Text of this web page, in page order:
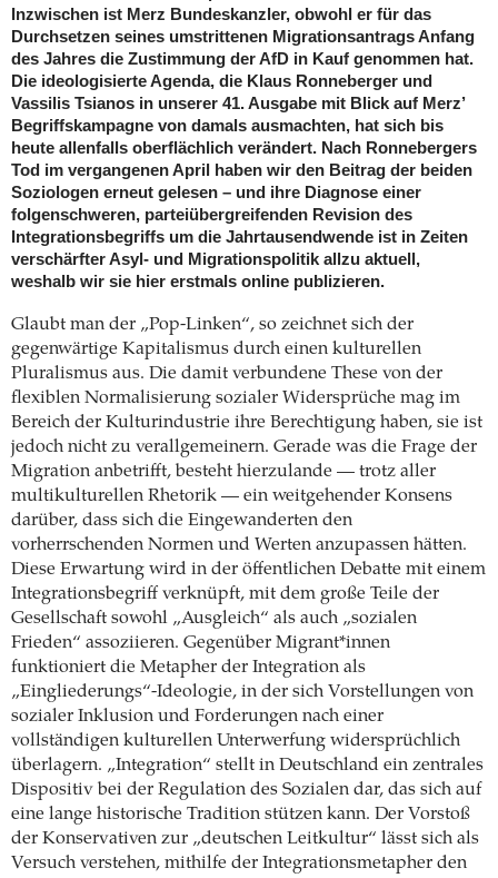
Inzwischen ist Merz Bundeskanzler, obwohl er für das
Durchsetzen seines umstrittenen Migrationsantrags Anfang
des Jahres die Zustimmung der AfD in Kauf genommen hat.
Die ideologisierte Agenda, die Klaus Ronneberger und
Vassilis Tsianos in unserer 41. Ausgabe mit Blick auf Merz’
Begriffskampagne von damals ausmachten, hat sich bis
heute allenfalls oberflächlich verändert. Nach Ronnebergers
Tod im vergangenen April haben wir den Beitrag der beiden
Soziologen erneut gelesen – und ihre Diagnose einer
folgenschweren, parteiübergreifenden Revision des
Integrationsbegriffs um die Jahrtausendwende ist in Zeiten
verschärfter Asyl- und Migrationspolitik allzu aktuell,
weshalb wir sie hier erstmals online publizieren.
Glaubt man der „Pop-Linken“, so zeichnet sich der
gegenwärtige Kapitalismus durch einen kulturellen
Pluralismus aus. Die damit verbundene These von der
flexiblen Normalisierung sozialer Widersprüche mag im
Bereich der Kulturindustrie ihre Berechtigung haben, sie ist
jedoch nicht zu verallgemeinern. Gerade was die Frage der
Migration anbetrifft, besteht hierzulande — trotz aller
multikulturellen Rhetorik — ein weitgehender Konsens
darüber, dass sich die Eingewanderten den
vorherrschenden Normen und Werten anzupassen hätten.
Diese Erwartung wird in der öffentlichen Debatte mit einem
Integrationsbegriff verknüpft, mit dem große Teile der
Gesellschaft sowohl „Ausgleich“ als auch „sozialen
Frieden“ assoziieren. Gegenüber Migrant*innen
funktioniert die Metapher der Integration als
„Eingliederungs“-Ideologie, in der sich Vorstellungen von
sozialer Inklusion und Forderungen nach einer
vollständigen kulturellen Unterwerfung widersprüchlich
überlagern. „Integration“ stellt in Deutschland ein zentrales
Dispositiv bei der Regulation des Sozialen dar, das sich auf
eine lange historische Tradition stützen kann. Der Vorstoß
der Konservativen zur „deutschen Leitkultur“ lässt sich als
Versuch verstehen, mithilfe der Integrationsmetapher den